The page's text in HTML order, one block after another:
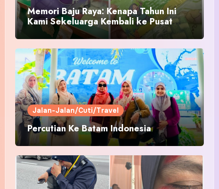
Memori Baju Raya: Kenapa Tahun Ini
Kami Sekeluarga Kembali ke Pusat
Pakaian Hari-Hari?
Jalan-Jalan/Cuti/Travel
Percutian Ke Batam Indonesia